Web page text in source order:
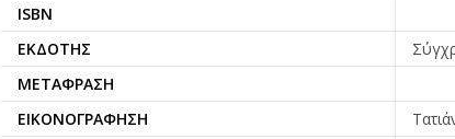
ISBN
ΕΚΔΌΤΗΣ
ΜΕΤΆΦΡΑΣΗ
ΕΙΚΟΝΟΓΡΆΦΗΣΗ